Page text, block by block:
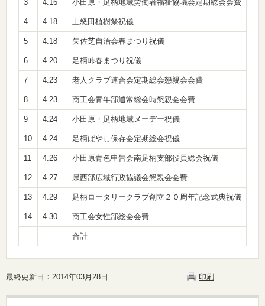
3 4.16 小田原・足柄地域労働者福祉協議会定期総会会費
4 4.18 上怒田植樹祭祝儀
5 4.18 矢佐芝自治会春まつり祝儀
6 4.20 足柄峠春まつり祝儀
7 4.23 老人クラブ連合会定期総会懇親会会費
8 4.23 商工会青年部通常総会時懇親会会費
9 4.24 小田原・足柄地域メーデー祝儀
10 4.24 足柄ばやし保存会定期総会祝儀
11 4.26 小田原青色申告会南足柄支部役員総会祝儀
12 4.27 県西部広域行政協議会懇親会会費
13 4.29 足柄ロータリークラブ創立２０周年記念式典祝儀
14 4.30 商工会女性部総会会費
合計
最終更新日：2014年03月28日 印刷